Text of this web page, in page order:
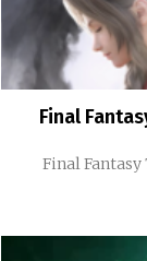
Final
Final Fantasy